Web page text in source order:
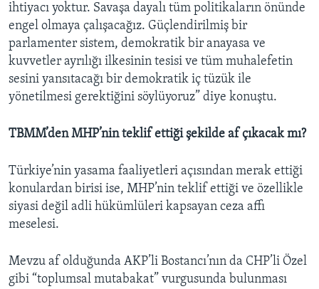
ihtiyacı yoktur. Savaşa dayalı tüm politikaların önünde
engel olmaya çalışacağız. Güçlendirilmiş bir
parlamenter sistem, demokratik bir anayasa ve
kuvvetler ayrılığı ilkesinin tesisi ve tüm muhalefetin
sesini yansıtacağı bir demokratik iç tüzük ile
yönetilmesi gerektiğini söylüyoruz” diye konuştu.
TBMM’den MHP’nin teklif ettiği şekilde af çıkacak mı?
Türkiye’nin yasama faaliyetleri açısından merak ettiği
konulardan birisi ise, MHP’nin teklif ettiği ve özellikle
siyasi değil adli hükümlüleri kapsayan ceza affı
meselesi.
Mevzu af olduğunda AKP’li Bostancı’nın da CHP’li Özel
gibi “toplumsal mutabakat” vurgusunda bulunması